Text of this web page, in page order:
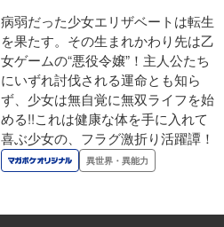
病弱だった少女エリザベートは転生
を果たす。その生まれかわり先は乙
女ゲームの“悪役令嬢”！主人公たち
にいずれ討伐される運命とも知ら
ず、少女は無自覚に無双ライフを始
める!!これは健康な体を手に入れて
喜ぶ少女の、フラグ激折り活躍譚！
異世界・異能力